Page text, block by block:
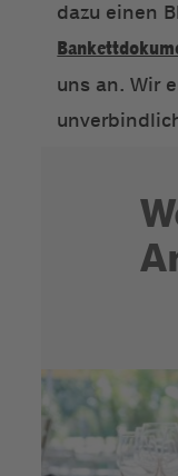
dazu einen
uns an. Wir